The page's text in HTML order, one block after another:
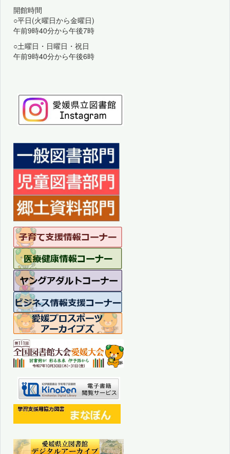
開館時間
○平日(火曜日から金曜日)
午前9時40分から午後7時
○土曜日・日曜日・祝日
午前9時40分から午後6時